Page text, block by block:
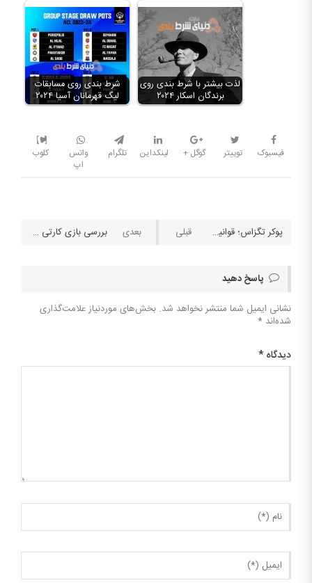
شرط بندی روی مسابقات
لیگ قهرمانان آسیا ۲۰۲۴
لذت بیشتر با شرط بندی روی
برندگان اسکار ۲۰۲۴
فیسبوک توییتر گوگل + لینکداین تلگرام
واتس
اپ
کلوب
پوکر تگزاس؛ قوانین و نکات بازی بررسی بازی کارتی ۵۶
پاسخ دهید
نشانی ایمیل شما منتشر نخواهد شد. بخش‌های موردنیاز علامت‌گذاری
شده‌اند *
دیدگاه *